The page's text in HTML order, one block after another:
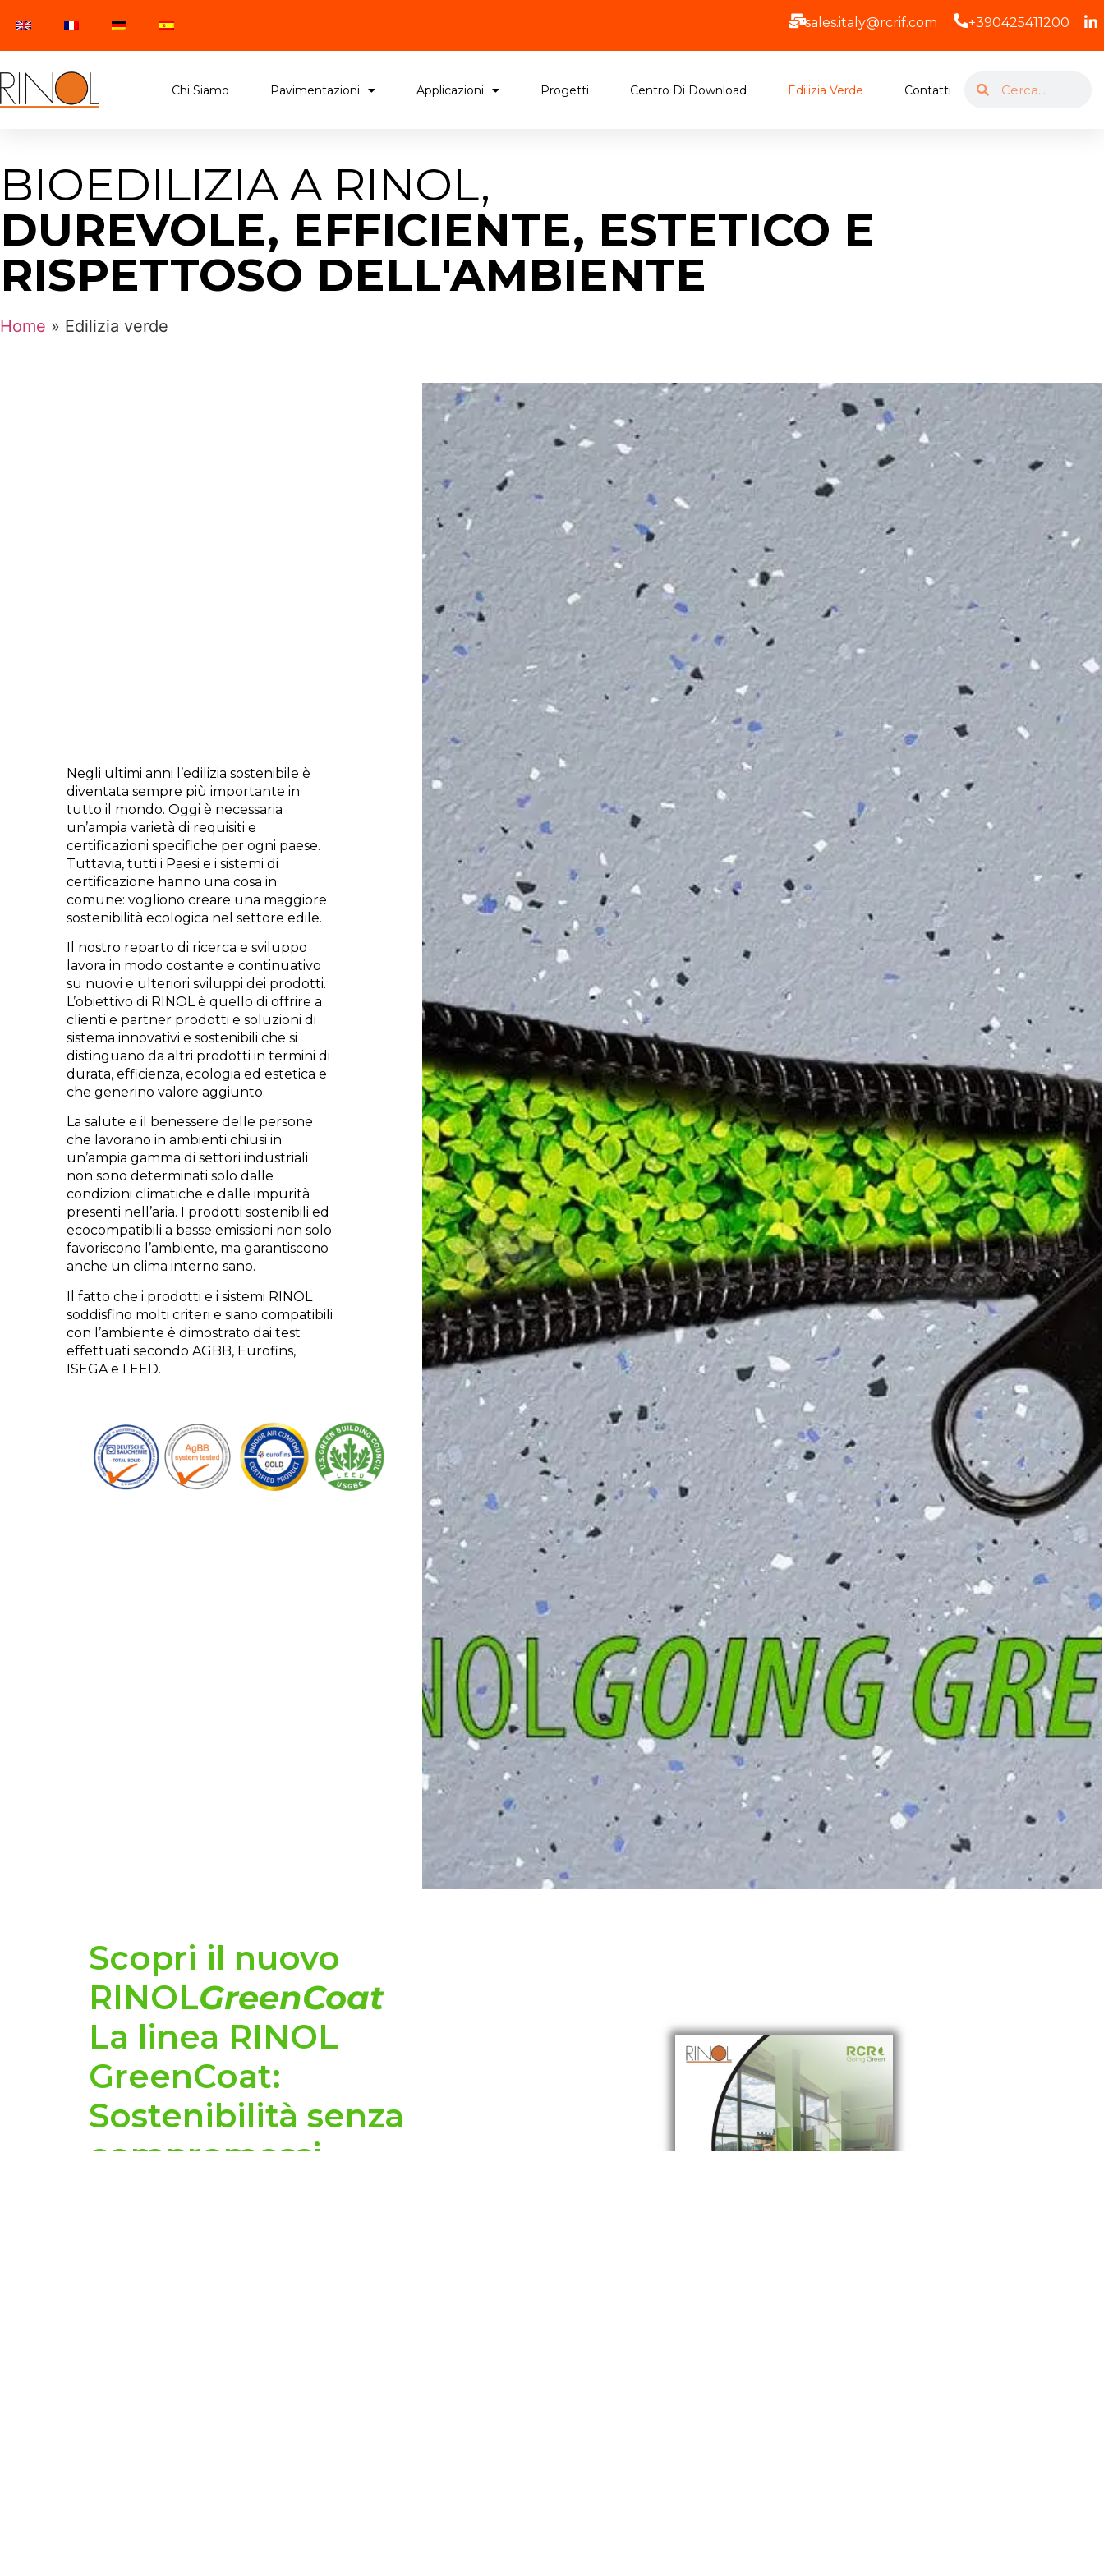
sales.italy@rcrif.com +390425411200
Chi Siamo Pavimentazioni Applicazioni Progetti Centro Di Download Edilizia Verde Contatti
BIOEDILIZIA A RINOL,
DUREVOLE, EFFICIENTE, ESTETICO E
RISPETTOSO DELL'AMBIENTE
Home » Edilizia verde
Negli ultimi anni l’edilizia sostenibile è
diventata sempre più importante in
tutto il mondo. Oggi è necessaria
un’ampia varietà di requisiti e
certificazioni specifiche per ogni paese.
Tuttavia, tutti i Paesi e i sistemi di
certificazione hanno una cosa in
comune: vogliono creare una maggiore
sostenibilità ecologica nel settore edile.
Il nostro reparto di ricerca e sviluppo
lavora in modo costante e continuativo
su nuovi e ulteriori sviluppi dei prodotti.
L’obiettivo di RINOL è quello di offrire a
clienti e partner prodotti e soluzioni di
sistema innovativi e sostenibili che si
distinguano da altri prodotti in termini di
durata, efficienza, ecologia ed estetica e
che generino valore aggiunto.
La salute e il benessere delle persone
che lavorano in ambienti chiusi in
un’ampia gamma di settori industriali
non sono determinati solo dalle
condizioni climatiche e dalle impurità
presenti nell’aria. I prodotti sostenibili ed
ecocompatibili a basse emissioni non solo
favoriscono l’ambiente, ma garantiscono
anche un clima interno sano.
Il fatto che i prodotti e i sistemi RINOL
soddisfino molti criteri e siano compatibili
con l’ambiente è dimostrato dai test
effettuati secondo AGBB, Eurofins,
ISEGA e LEED.
Scopri il nuovo
RINOLGreenCoat
La linea RINOL
GreenCoat:
Sostenibilità senza
compromessi